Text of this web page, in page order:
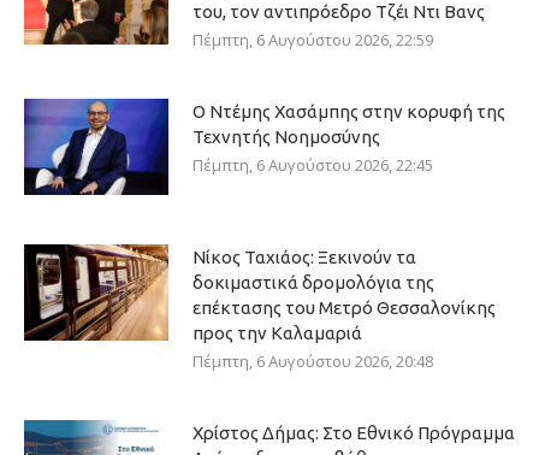
του, τον αντιπρόεδρο Τζέι Ντι Βανς
Πέμπτη, 6 Αυγούστου 2026, 22:59
Ο Ντέμης Χασάμπης στην κορυφή της
Τεχνητής Νοημοσύνης
Πέμπτη, 6 Αυγούστου 2026, 22:45
Νίκος Ταχιάος: Ξεκινούν τα
δοκιμαστικά δρομολόγια της
επέκτασης του Μετρό Θεσσαλονίκης
προς την Καλαμαριά
Πέμπτη, 6 Αυγούστου 2026, 20:48
Χρίστος Δήμας: Στο Εθνικό Πρόγραμμα